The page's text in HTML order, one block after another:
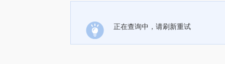
正在查询中，请刷新重试